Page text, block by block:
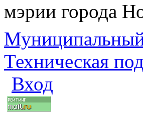
мэрии города
Техническая
Вход